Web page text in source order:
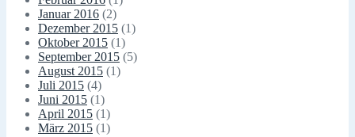
Januar 2016 (2)
Dezember 2015 (1)
Oktober 2015 (1)
September 2015 (5)
August 2015 (1)
Juli 2015 (4)
Juni 2015 (1)
April 2015 (1)
März 2015 (1)